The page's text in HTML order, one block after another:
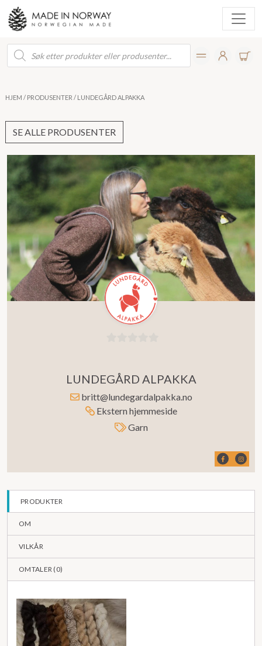
Products
search
HJEM / PRODUSENTER / LUNDEGÅRD ALPAKKA
SE ALLE PRODUSENTER
av
5
LUNDEGÅRD ALPAKKA
britt@lundegardalpakka.no
Ekstern hjemmeside
Garn
PRODUKTER
OM
VILKÅR
OMTALER (0)